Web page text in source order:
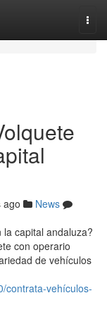
ago
News
capital andaluza?
con operario
de vehículos
contrata-vehículos-